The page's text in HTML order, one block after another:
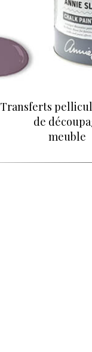
Transferts
de
meuble